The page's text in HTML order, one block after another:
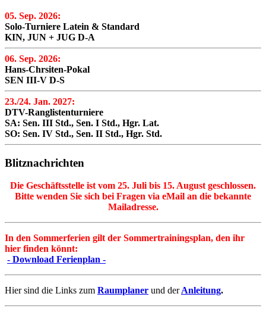
05. Sep. 2026:
Solo-Turniere Latein & Standard
KIN, JUN + JUG D-A
06. Sep. 2026:
Hans-Chrsiten-Pokal
SEN III-V D-S
23./24. Jan. 2027:
DTV-Ranglistenturniere
SA: Sen. III Std., Sen. I Std., Hgr. Lat.
SO: Sen. IV Std., Sen. II Std., Hgr. Std.
Blitznachrichten
Die Geschäftsstelle ist vom 25. Juli bis 15. August geschlossen.
Bitte wenden Sie sich bei Fragen via eMail an die bekannte
Mailadresse.
In den Sommerferien gilt der Sommertrainingsplan, den ihr
hier finden könnt:
- Download Ferienplan -
Hier sind die Links zum Raumplaner und der Anleitung.